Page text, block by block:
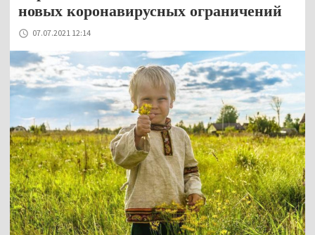
новых коронавирусных ограничений
07.07.2021 12:14